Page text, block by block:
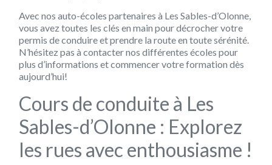
Avec nos auto-écoles partenaires à Les Sables-d’Olonne,
vous avez toutes les clés en main pour décrocher votre
permis de conduire et prendre la route en toute sérénité.
N’hésitez pas à contacter nos différentes écoles pour
plus d’informations et commencer votre formation dès
aujourd’hui!
Cours de conduite à Les
Sables-d’Olonne : Explorez
les rues avec enthousiasme !